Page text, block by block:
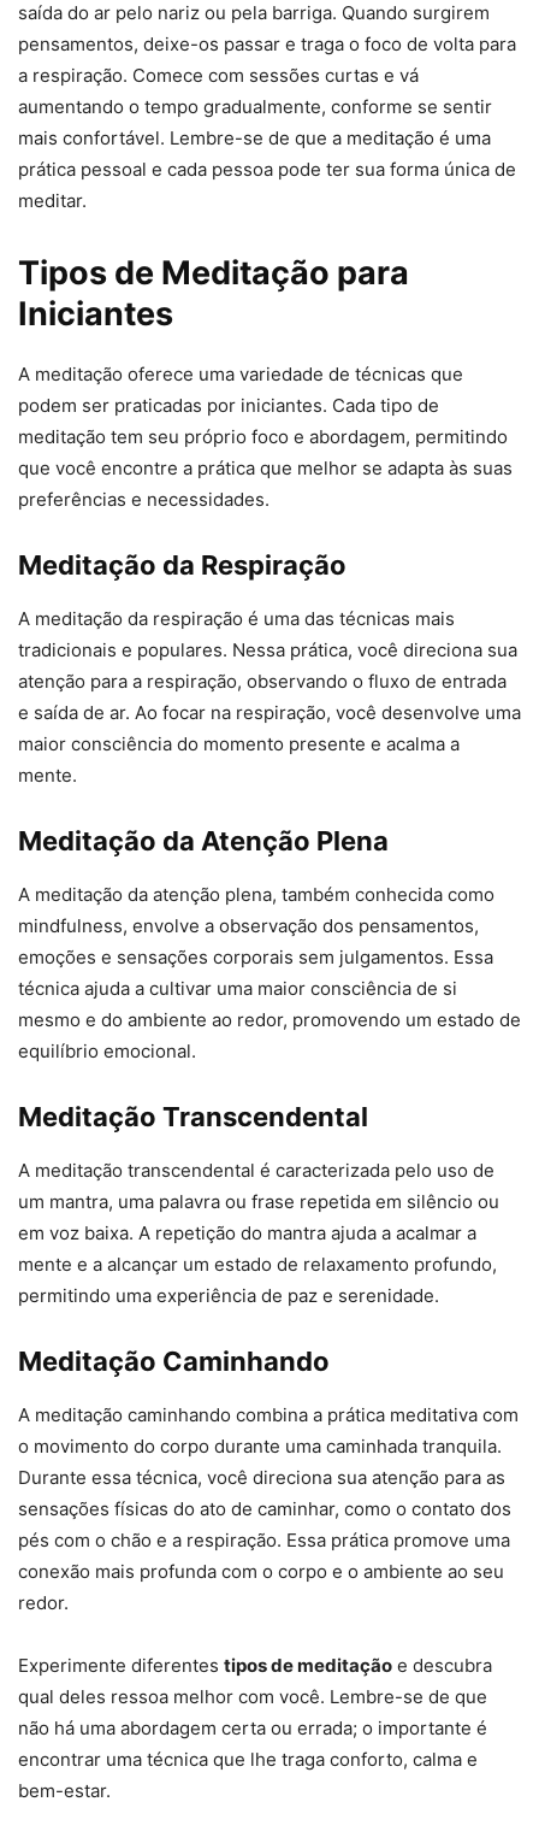
saída do ar pelo nariz ou pela barriga. Quando surgirem
pensamentos, deixe-os passar e traga o foco de volta para
a respiração. Comece com sessões curtas e vá
aumentando o tempo gradualmente, conforme se sentir
mais confortável. Lembre-se de que a meditação é uma
prática pessoal e cada pessoa pode ter sua forma única de
meditar.
Tipos de Meditação para
Iniciantes
A meditação oferece uma variedade de técnicas que
podem ser praticadas por iniciantes. Cada tipo de
meditação tem seu próprio foco e abordagem, permitindo
que você encontre a prática que melhor se adapta às suas
preferências e necessidades.
Meditação da Respiração
A meditação da respiração é uma das técnicas mais
tradicionais e populares. Nessa prática, você direciona sua
atenção para a respiração, observando o fluxo de entrada
e saída de ar. Ao focar na respiração, você desenvolve uma
maior consciência do momento presente e acalma a
mente.
Meditação da Atenção Plena
A meditação da atenção plena, também conhecida como
mindfulness, envolve a observação dos pensamentos,
emoções e sensações corporais sem julgamentos. Essa
técnica ajuda a cultivar uma maior consciência de si
mesmo e do ambiente ao redor, promovendo um estado de
equilíbrio emocional.
Meditação Transcendental
A meditação transcendental é caracterizada pelo uso de
um mantra, uma palavra ou frase repetida em silêncio ou
em voz baixa. A repetição do mantra ajuda a acalmar a
mente e a alcançar um estado de relaxamento profundo,
permitindo uma experiência de paz e serenidade.
Meditação Caminhando
A meditação caminhando combina a prática meditativa com
o movimento do corpo durante uma caminhada tranquila.
Durante essa técnica, você direciona sua atenção para as
sensações físicas do ato de caminhar, como o contato dos
pés com o chão e a respiração. Essa prática promove uma
conexão mais profunda com o corpo e o ambiente ao seu
redor.
Experimente diferentes tipos de meditação e descubra
qual deles ressoa melhor com você. Lembre-se de que
não há uma abordagem certa ou errada; o importante é
encontrar uma técnica que lhe traga conforto, calma e
bem-estar.